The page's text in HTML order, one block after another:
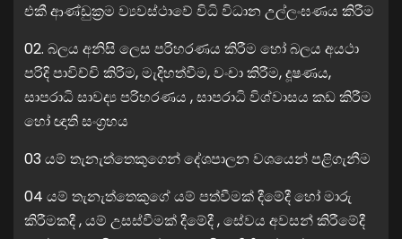
එකී ආණ්ඩුක්‍රම ව්‍යවස්ථාවේ විධි විධාන උල්ලංඝණය කිරීම
02. බලය අනිසි ලෙස පරිහරණය කිරීම හෝ බලය අයථා
පරිදි පාවිච්චි කිරිම, මැදිහත්වීම, වංචා කිරීම, දූෂණය,
සාපරාධි සාවද්‍ය පරිහරණය , සාපරාධි විශ්වාසය කඩ කිරීම
හෝ ඥාති සංග්‍රහය
03 යම් තැනැත්තෙකුගෙන් දේශපාලන වශයෙන් පළිගැනීම
04 යම් තැනැත්තෙකුගේ යම් පත්වීමක් දීමේදී හෝ මාරු
කිරීමකදී , යම් උසස්වීමක් දීමේදී , සේවය අවසන් කිරීමේදී